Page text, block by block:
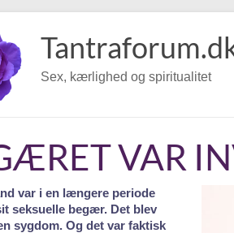
Sex, kærlighed og spiritualitet
VAR
var i en længere periode
seksuelle begær. Det blev
sygdom. Og det var faktisk